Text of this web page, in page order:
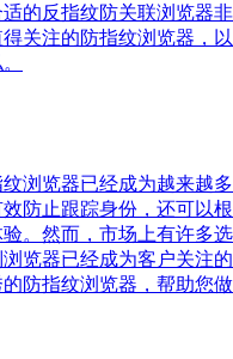
的反指纹防关联浏览器非
关注的防指纹浏览器，以
浏览器已经成为越来越多
防止跟踪身份，还可以根
。然而，市场上有许多选
览器已经成为客户关注的
防指纹浏览器，帮助您做